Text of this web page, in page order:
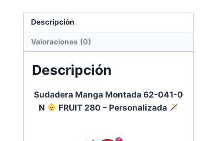
FRUIT
280
Personalizada
cantidad
Descripción
Valoraciones (0)
Descripción
Sudadera Manga Montada 62-041-0
N
FRUIT 280 – Personalizada